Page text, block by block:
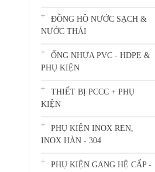
ĐỒNG HỒ NƯỚC SẠCH &
NƯỚC THẢI
ỐNG NHỰA PVC - HDPE &
PHỤ KIỆN
THIẾT BỊ PCCC + PHỤ
KIỆN
PHỤ KIỆN INOX REN,
INOX HÀN - 304
PHỤ KIỆN GANG HỆ CẤP -